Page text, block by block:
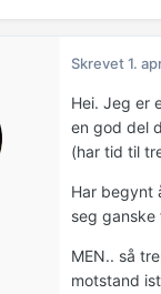
Skrevet1.
Hei. Jeg er
en god del
(har tid til
Har begynt
seg
MEN.. så
motstand